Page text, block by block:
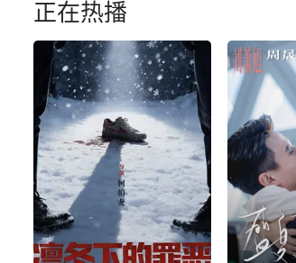
正在热播